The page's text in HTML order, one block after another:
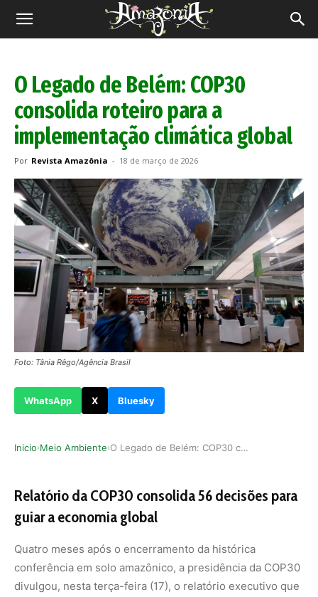
Revista
O Legado de Belém: COP30
consolida roteiro para a
implementação climática global
Por Revista Amazônia - 18 de março de 2026
Foto: Tânia Rêgo/Agência Brasil
WhatsApp X Bluesky
Inicio›Meio Ambiente› O Legado de Belém: COP30 consolida roteiro para…
Relatório da COP30 consolida 56 decisões para
guiar a economia global
Quatro meses após o encerramento da histórica
conferência em solo amazônico, a presidência da COP30
divulgou, nesta terça-feira (17), o relatório executivo que